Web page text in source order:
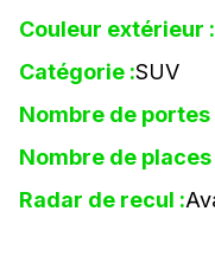
Couleur extérieur :
Catégorie :SUV
Nombre de portes
Nombre de places
Radar de recul :